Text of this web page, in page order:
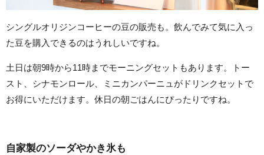
シングルオリジンコーヒーの豆の販売も。飲んでみて気に入っ
た豆を購入できるのはうれしいですね。
土日は朝9時から11時までモーニングセットもあります。トー
スト、シナモンロール、ミニカンパーニュがドリンクセットで
お得にいただけます。休日の朝ごはんにぴったりですね。
自家製のソーダやかき氷も